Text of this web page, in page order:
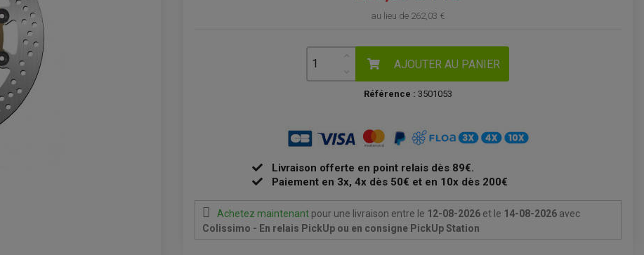
au lieu de 262,03 €
AJOUTER AU PANIER
Référence : 3501053
Livraison offerte en point relais dès 89€.
Paiement en 3x, 4x dès 50€ et en 10x dès 200€
Achetez maintenant pour une livraison entre le 12-08-2026 et le 14-08-2026 avec
Colissimo - En relais PickUp ou en consigne PickUp Station